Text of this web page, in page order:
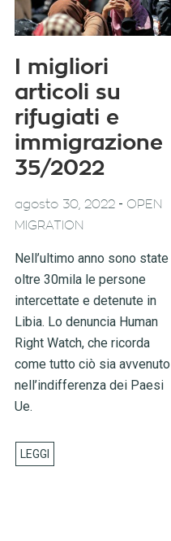
I migliori
articoli su
rifugiati e
immigrazione
35/2022
agosto 30, 2022- OPEN
MIGRATION
Nell’ultimo anno sono state
oltre 30mila le persone
intercettate e detenute in
Libia. Lo denuncia Human
Right Watch, che ricorda
come tutto ciò sia avvenuto
nell’indifferenza dei Paesi
Ue.